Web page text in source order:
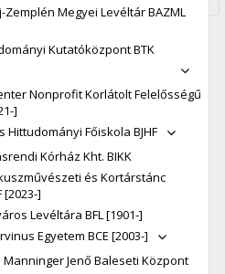
Megyei Levéltár BAZML
Kutatóközpont BTK
Nonprofit Korlátolt Felelősségű
]
Hittudományi Főiskola BJHF
Kórház Kht. BIKK
és Kortárstánc
[2023-]
Levéltára BFL [1901-]
Egyetem BCE [2003-]
Jenő Baleseti Központ